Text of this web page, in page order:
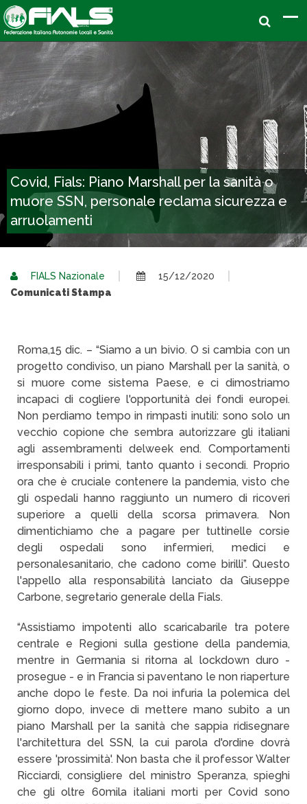
Covid, Fials: Piano Marshall per la sanità o
muore SSN, personale reclama sicurezza e
arruolamenti
FIALS Nazionale
15/12/2020
Comunicati Stampa
Roma,15 dic. – “Siamo a un bivio. O si cambia con un
progetto condiviso, un piano Marshall per la sanità, o
si muore come sistema Paese, e ci dimostriamo
incapaci di cogliere l'opportunità dei fondi europei.
Non perdiamo tempo in rimpasti inutili: sono solo un
vecchio copione che sembra autorizzare gli italiani
agli assembramenti delweek end. Comportamenti
irresponsabili i primi, tanto quanto i secondi. Proprio
ora che è cruciale contenere la pandemia, visto che
gli ospedali hanno raggiunto un numero di ricoveri
superiore a quelli della scorsa primavera. Non
dimentichiamo che a pagare per tuttinelle corsie
degli ospedali sono infermieri, medici e
personalesanitario, che cadono come birilli”. Questo
l'appello alla responsabilità lanciato da Giuseppe
Carbone, segretario generale della Fials.
“Assistiamo impotenti allo scaricabarile tra potere
centrale e Regioni sulla gestione della pandemia,
mentre in Germania si ritorna al lockdown duro -
prosegue - e in Francia si paventano le non riaperture
anche dopo le feste. Da noi infuria la polemica del
giorno dopo, invece di mettere mano subito a un
piano Marshall per la sanità che sappia ridisegnare
l'architettura del SSN, la cui parola d'ordine dovrà
essere 'prossimità'. Non basta che il professor Walter
Ricciardi, consigliere del ministro Speranza, spieghi
che gli oltre 60mila italiani morti per Covid sono